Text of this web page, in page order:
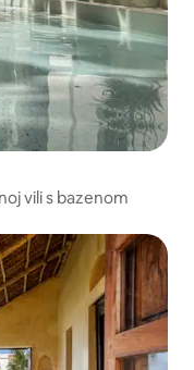
vili s bazenom